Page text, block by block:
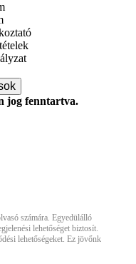
jog fenntartva.
számára. Egyedülálló
lehetőséget biztosít.
lehetőségeket. Ez jövőnk